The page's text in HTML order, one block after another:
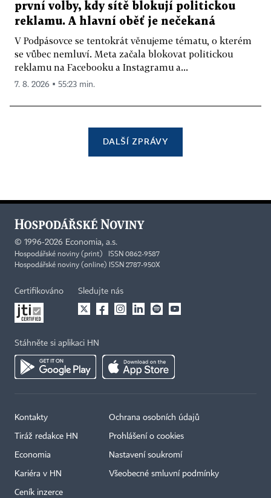
první volby, kdy sítě blokují politickou
reklamu. A hlavní oběť je nečekaná
V Podpásovce se tentokrát věnujeme tématu, o kterém
se vůbec nemluví. Meta začala blokovat politickou
reklamu na Facebooku a Instagramu a...
7. 8. 2026 ▪ 55:23 min.
DALŠÍ ZPRÁVY
© 1996-2026 Economia, a.s.
Hospodářské noviny (print) ISSN 0862-9587
Hospodářské noviny (online) ISSN 2787-950X
Certifikováno Sledujte nás
Stáhněte si aplikaci HN
Kontakty
Tiráž redakce HN
Economia
Kariéra v HN
Ceník inzerce
Ochrana osobních údajů
Prohlášení o cookies
Nastavení soukromí
Všeobecné smluvní podmínky